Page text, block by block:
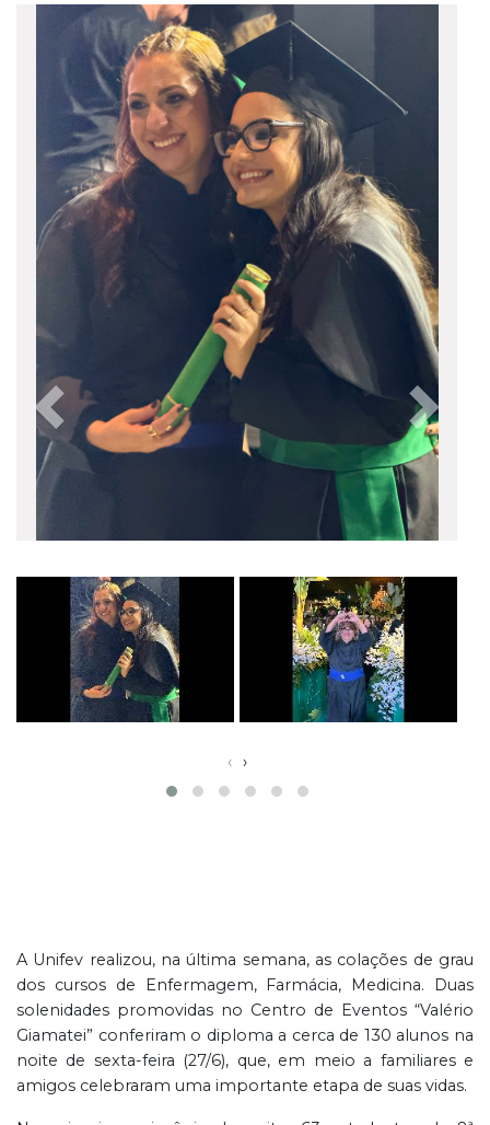
‹ ›
Anterior Próxima
A Unifev realizou, na última semana, as colações de grau
dos cursos de Enfermagem, Farmácia, Medicina. Duas
solenidades promovidas no Centro de Eventos “Valério
Giamatei” conferiram o diploma a cerca de 130 alunos na
noite de sexta-feira (27/6), que, em meio a familiares e
amigos celebraram uma importante etapa de suas vidas.